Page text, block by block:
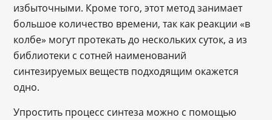
избыточными. Кроме того, этот метод занимает
большое количество времени, так как реакции «в
колбе» могут протекать до нескольких суток, а из
библиотеки с сотней наименований
синтезируемых веществ подходящим окажется
одно.
Упростить процесс синтеза можно с помощью